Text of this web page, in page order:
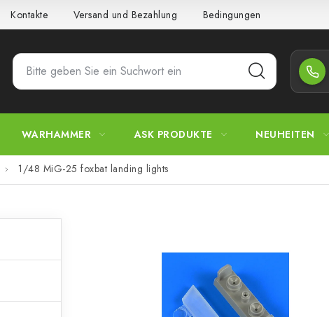
Kontakte Versand und Bezahlung Bedingungen und Konditionen
WARHAMMER ASK PRODUKTE NEUHEITEN
1/48 MiG-25 foxbat landing lights